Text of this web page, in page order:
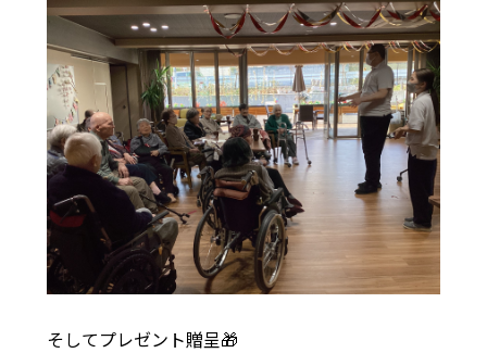
そしてプレゼント贈呈🎁